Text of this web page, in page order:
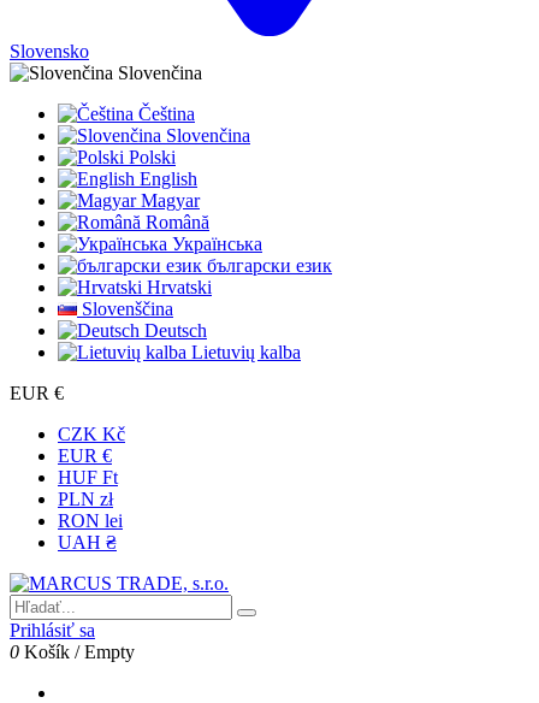
Slovensko
Slovenčina
Čeština
Slovenčina
Polski
English
Magyar
Română
Українська
български език
Hrvatski
Slovenščina
Deutsch
Lietuvių kalba
EUR €
CZK Kč
EUR €
HUF Ft
PLN zł
RON lei
UAH ₴
Prihlásiť sa
0 Košík /Empty